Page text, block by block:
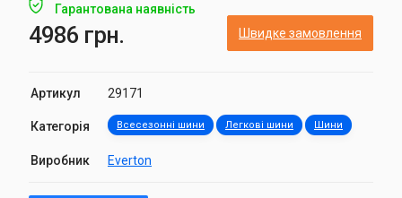
Гарантована наявність
4986 грн. Швидке замовлення
Артикул 29171
Категорія Всесезонні шини Легкові шини Шини
Виробник Everton